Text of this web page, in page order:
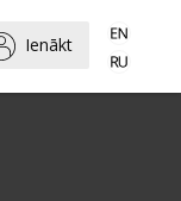
Ienākt